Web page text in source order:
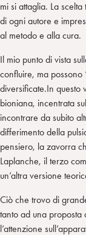
mi si attaglia. La
di ogni autore e
al metodo e alla cura.
Il mio punto di vista
confluire, ma
diversificate.In questo
bioniana, incentrata
incontrare da subito
differimento della
pensiero, la zavorra
Laplanche, il terzo
un’altra versione
Ciò che trovo di
tanto ad una proposta
l’attenzione